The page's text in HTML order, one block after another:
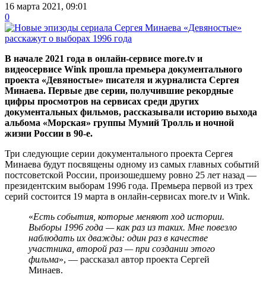
16 марта 2021, 09:01
0
В начале 2021 года в онлайн-сервисе more.tv и
видеосервисе Wink прошла премьера документального
проекта «Девяностые» писателя и журналиста Сергея
Минаева. Первые две серии, получившие рекордные
цифры просмотров на сервисах среди других
документальных фильмов, рассказывали историю выхода
альбома «Морская» группы Мумий Тролль и ночной
жизни России в 90-е.
Три следующие серии документального проекта Сергея
Минаева будут посвящены одному из самых главных событий
постсоветской России, произошедшему ровно 25 лет назад —
президентским выборам 1996 года. Премьера первой из трех
серий состоится 19 марта в онлайн-сервисах more.tv и Wink.
«Есть события, которые меняют ход истории.
Выборы 1996 года — как раз из таких. Мне повезло
наблюдать их дважды: один раз в качестве
участника, второй раз — при создании этого
фильма», — рассказал автор проекта Сергей
Минаев.